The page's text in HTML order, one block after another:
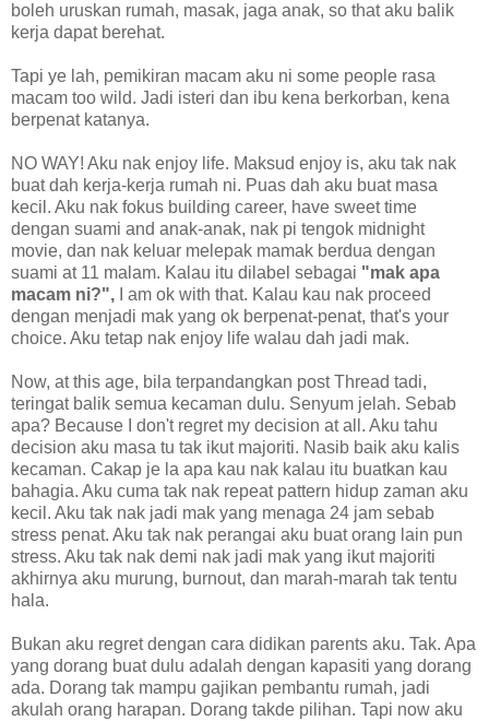
boleh uruskan rumah, masak, jaga anak, so that aku balik
kerja dapat berehat.
Tapi ye lah, pemikiran macam aku ni some people rasa
macam too wild. Jadi isteri dan ibu kena berkorban, kena
berpenat katanya.
NO WAY! Aku nak enjoy life. Maksud enjoy is, aku tak nak
buat dah kerja-kerja rumah ni. Puas dah aku buat masa
kecil. Aku nak fokus building career, have sweet time
dengan suami and anak-anak, nak pi tengok midnight
movie, dan nak keluar melepak mamak berdua dengan
suami at 11 malam. Kalau itu dilabel sebagai "mak apa
macam ni?", I am ok with that. Kalau kau nak proceed
dengan menjadi mak yang ok berpenat-penat, that's your
choice. Aku tetap nak enjoy life walau dah jadi mak.
Now, at this age, bila terpandangkan post Thread tadi,
teringat balik semua kecaman dulu. Senyum jelah. Sebab
apa? Because I don't regret my decision at all. Aku tahu
decision aku masa tu tak ikut majoriti. Nasib baik aku kalis
kecaman. Cakap je la apa kau nak kalau itu buatkan kau
bahagia. Aku cuma tak nak repeat pattern hidup zaman aku
kecil. Aku tak nak jadi mak yang menaga 24 jam sebab
stress penat. Aku tak nak perangai aku buat orang lain pun
stress. Aku tak nak demi nak jadi mak yang ikut majoriti
akhirnya aku murung, burnout, dan marah-marah tak tentu
hala.
Bukan aku regret dengan cara didikan parents aku. Tak. Apa
yang dorang buat dulu adalah dengan kapasiti yang dorang
ada. Dorang tak mampu gajikan pembantu rumah, jadi
akulah orang harapan. Dorang takde pilihan. Tapi now aku